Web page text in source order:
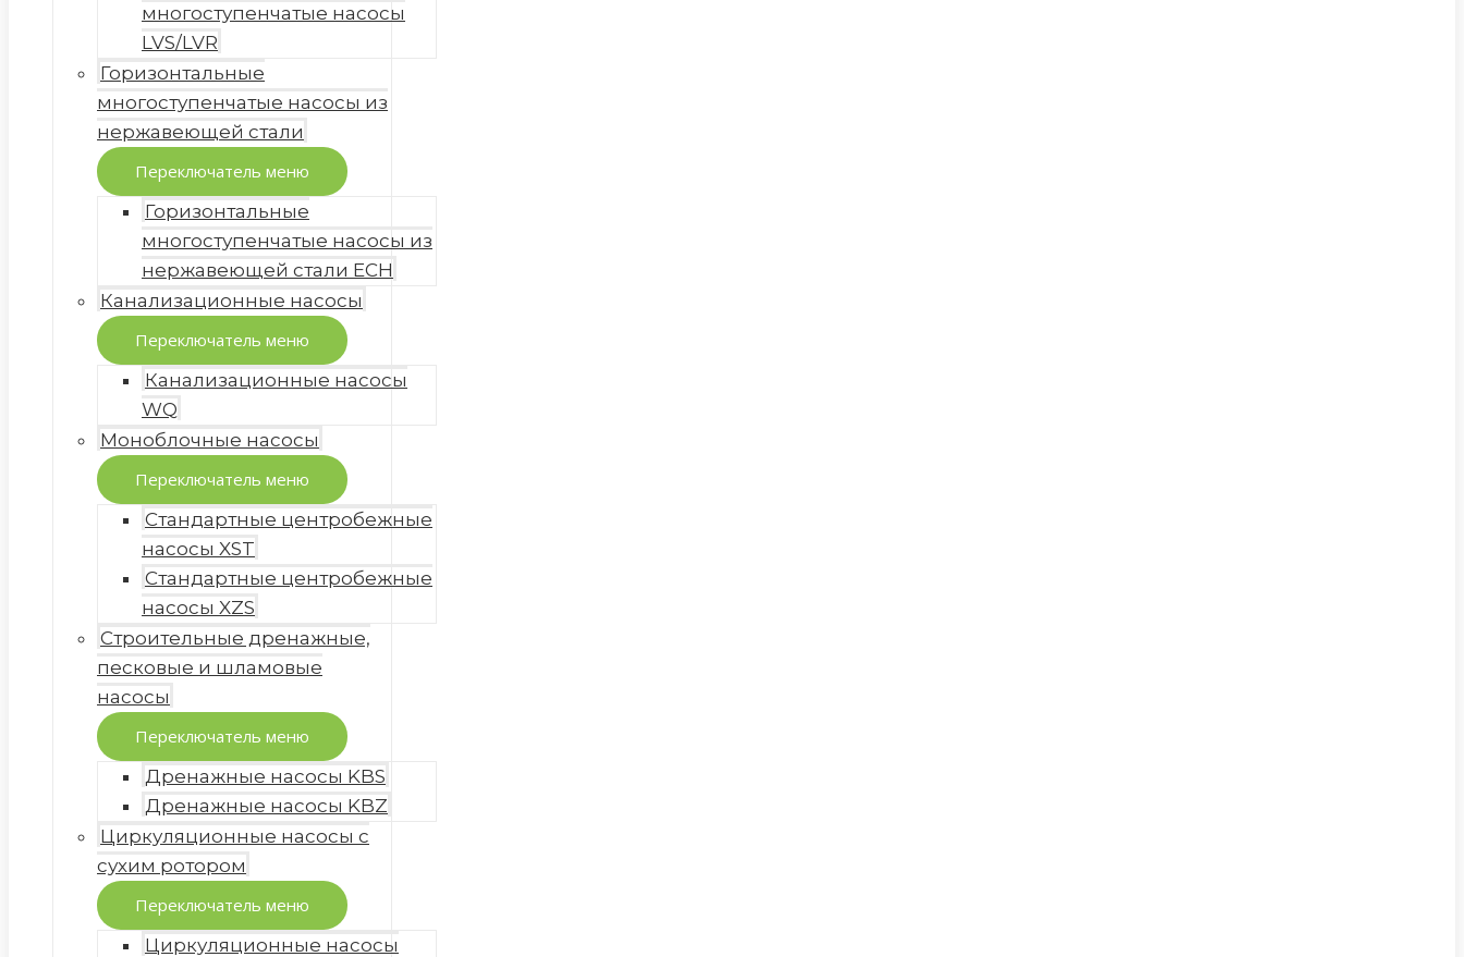
многоступенчатые насосы
LVS/LVR
Горизонтальные
многоступенчатые насосы из
нержавеющей стали
Переключатель меню
Горизонтальные
многоступенчатые насосы из
нержавеющей стали ECH
Канализационные насосы
Переключатель меню
Канализационные насосы
WQ
Моноблочные насосы
Переключатель меню
Стандартные центробежные
насосы XST
Стандартные центробежные
насосы XZS
Строительные дренажные,
песковые и шламовые
насосы
Переключатель меню
Дренажные насосы KBS
Дренажные насосы KBZ
Циркуляционные насосы с
сухим ротором
Переключатель меню
Циркуляционные насосы